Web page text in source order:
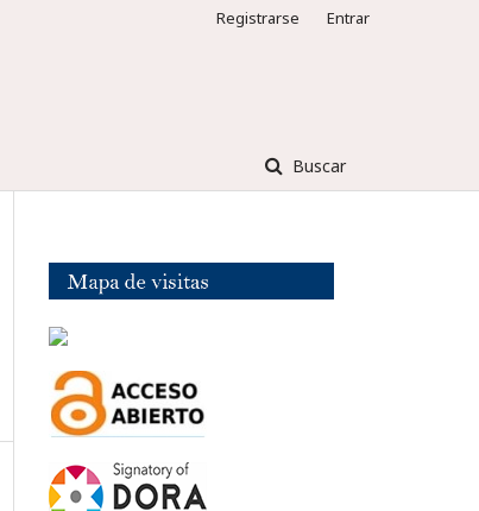
Buscar
Registrarse Entrar